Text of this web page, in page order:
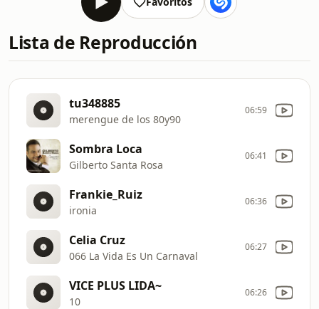
Lista de Reproducción
tu348885
merengue de los 80y90
06:59
Sombra Loca
Gilberto Santa Rosa
06:41
Frankie_Ruiz
ironia
06:36
Celia Cruz
066 La Vida Es Un Carnaval
06:27
VICE PLUS LIDA~
10
06:26